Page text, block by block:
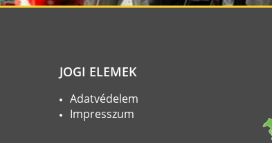
JOGI ELEMEK
Adatvédelem
Impresszum